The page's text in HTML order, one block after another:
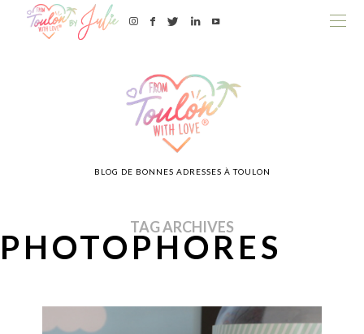
BLOG DE BONNES ADRESSES À TOULON
TAG ARCHIVES
PHOTOPHORES